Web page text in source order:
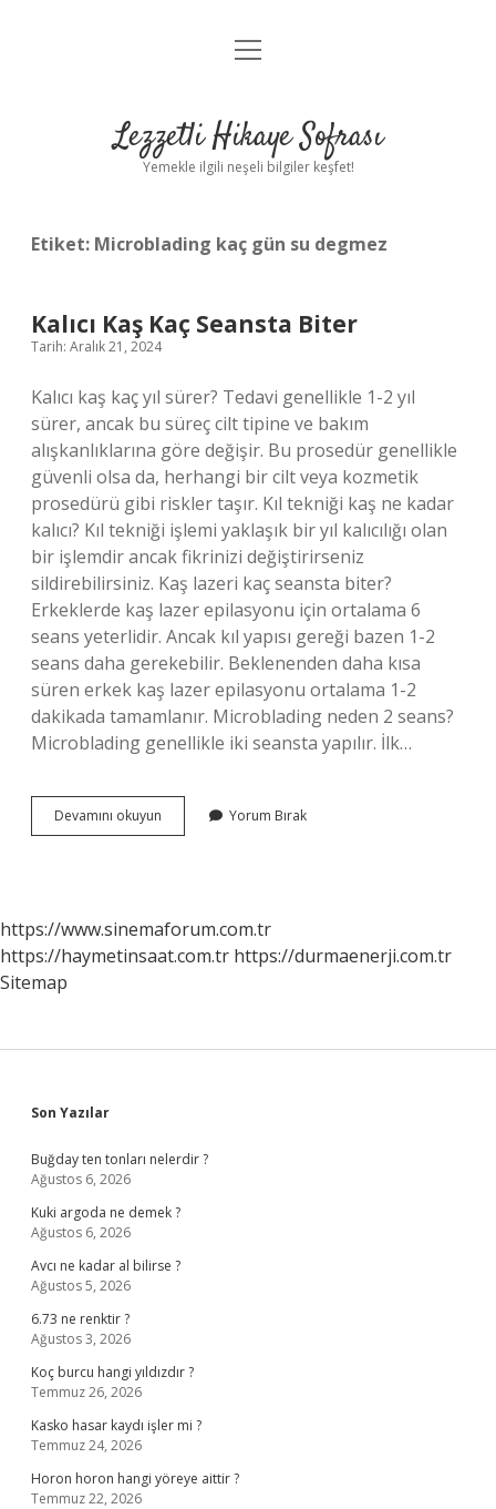
Anasayfa
Yasal Uyarı
menüyü
Lezzetli Hikaye Sofrası
Yemekle ilgili neşeli bilgiler keşfet!
Etiket: Microblading kaç gün su degmez
Kalıcı Kaş Kaç Seansta Biter
Tarih: Aralık 21, 2024
Kalıcı kaş kaç yıl sürer? Tedavi genellikle 1-2 yıl
sürer, ancak bu süreç cilt tipine ve bakım
alışkanlıklarına göre değişir. Bu prosedür genellikle
güvenli olsa da, herhangi bir cilt veya kozmetik
prosedürü gibi riskler taşır. Kıl tekniği kaş ne kadar
kalıcı? Kıl tekniği işlemi yaklaşık bir yıl kalıcılığı olan
bir işlemdir ancak fikrinizi değiştirirseniz
sildirebilirsiniz. Kaş lazeri kaç seansta biter?
Erkeklerde kaş lazer epilasyonu için ortalama 6
seans yeterlidir. Ancak kıl yapısı gereği bazen 1-2
seans daha gerekebilir. Beklenenden daha kısa
süren erkek kaş lazer epilasyonu ortalama 1-2
dakikada tamamlanır. Microblading neden 2 seans?
Microblading genellikle iki seansta yapılır. İlk…
Devamını okuyun
Kaş
Yorum Bırak
https://www.sinemaforum.com.tr
https://haymetinsaat.com.tr https://durmaenerji.com.tr
Sitemap
Sidebar
Son Yazılar
Buğday ten tonları nelerdir ?
Ağustos 6, 2026
Kuki argoda ne demek ?
Ağustos 6, 2026
Avcı ne kadar al bilirse ?
Ağustos 5, 2026
6.73 ne renktir ?
Ağustos 3, 2026
Koç burcu hangi yıldızdır ?
Temmuz 26, 2026
Kasko hasar kaydı işler mi ?
Temmuz 24, 2026
Horon horon hangi yöreye aittir ?
Temmuz 22, 2026